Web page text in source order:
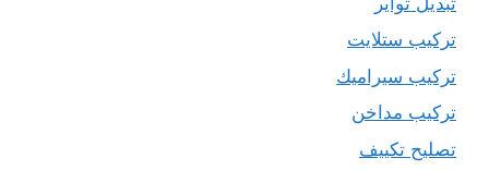
تركيب ستلايت
تركيب سيراميك
تركيب مداخن
تصليح تكييف